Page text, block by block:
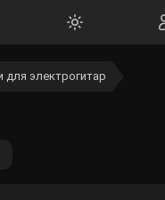
электрогитар